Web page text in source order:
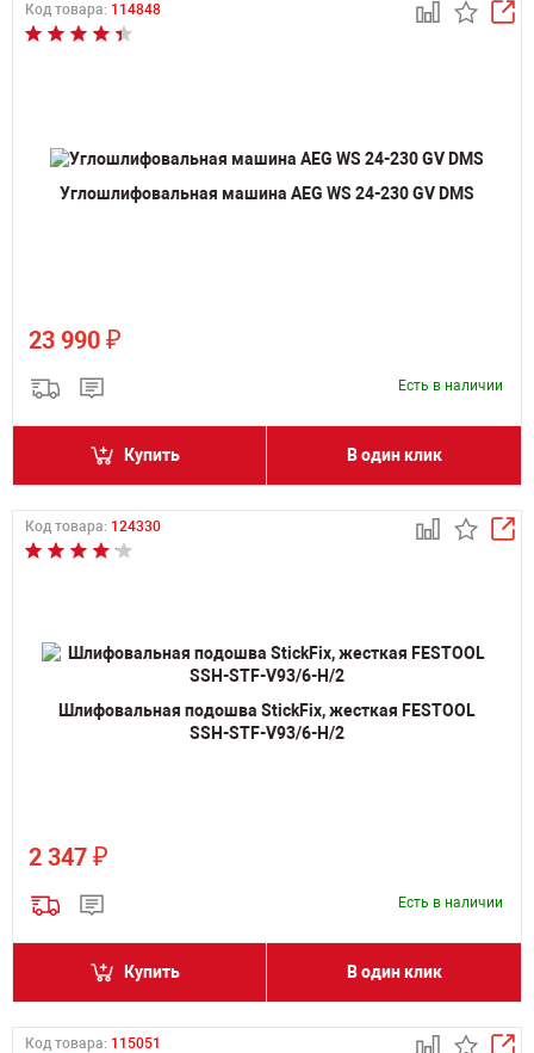
Код товара: 114848
Углошлифовальная машина AEG WS 24-230 GV DMS
23 990 ₽
Есть в наличии
Купить В один клик
Код товара: 124330
Шлифовальная подошва StickFix, жесткая FESTOOL
SSH-STF-V93/6-H/2
2 347 ₽
Есть в наличии
Купить В один клик
Код товара: 115051